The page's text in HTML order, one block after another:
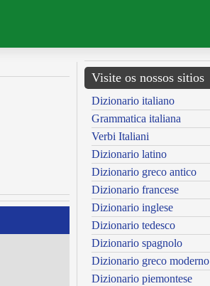
Visite os nossos sitios
Dizionario italiano
Grammatica italiana
Verbi Italiani
Dizionario latino
Dizionario greco antico
Dizionario francese
Dizionario inglese
Dizionario tedesco
Dizionario spagnolo
Dizionario greco moderno
Dizionario piemontese